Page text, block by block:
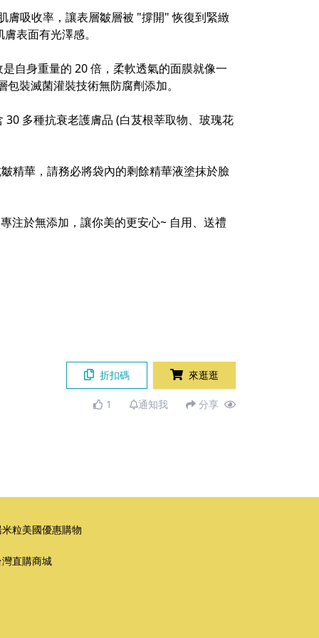
膚吸收率，讓表層皺層被 "撐開" 恢復到緊緻
表面有光澤感。
自身重量的 20 倍，柔軟透氣的面膜就像一
裝滅菌灌裝技術無防腐劑添加。
30 多種抗衰老護膚品 (白芨根莘取物、玻瑰花
精華，請務必將袋內的剩餘精華液塗抹於臉
注於無添加，讓你美的更安心~ 自用、送禮
折扣碼 來逛逛
1 通知我 分享
粒美國優惠購物
直購商城